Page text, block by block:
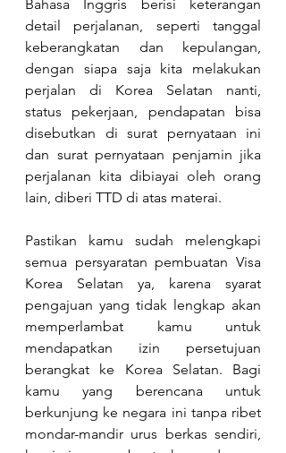
Bahasa Inggris berisi keterangan
detail perjalanan, seperti tanggal
keberangkatan dan kepulangan,
dengan siapa saja kita melakukan
perjalan di Korea Selatan nanti,
status pekerjaan, pendapatan bisa
disebutkan di surat pernyataan ini
dan surat pernyataan penjamin jika
perjalanan kita dibiayai oleh orang
lain, diberi TTD di atas materai.
Pastikan kamu sudah melengkapi
semua persyaratan pembuatan Visa
Korea Selatan ya, karena syarat
pengajuan yang tidak lengkap akan
memperlambat kamu untuk
mendapatkan izin persetujuan
berangkat ke Korea Selatan. Bagi
kamu yang berencana untuk
berkunjung ke negara ini tanpa ribet
mondar-mandir urus berkas sendiri,